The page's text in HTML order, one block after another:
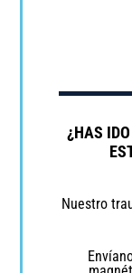
¿HAS
Nuestro